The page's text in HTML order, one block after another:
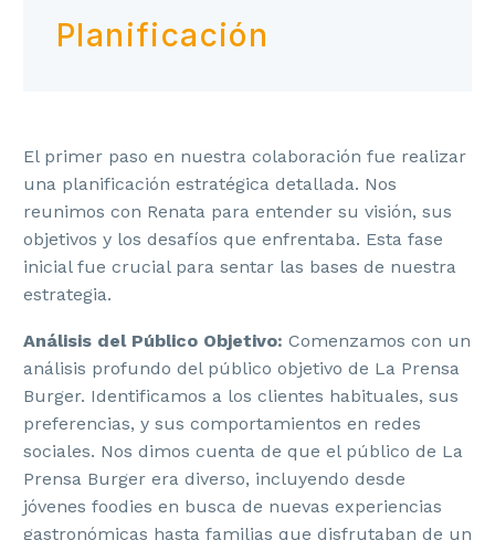
Planificación
El primer paso en nuestra colaboración fue realizar
una planificación estratégica detallada. Nos
reunimos con Renata para entender su visión, sus
objetivos y los desafíos que enfrentaba. Esta fase
inicial fue crucial para sentar las bases de nuestra
estrategia.
Análisis del Público Objetivo: Comenzamos con un
análisis profundo del público objetivo de La Prensa
Burger. Identificamos a los clientes habituales, sus
preferencias, y sus comportamientos en redes
sociales. Nos dimos cuenta de que el público de La
Prensa Burger era diverso, incluyendo desde
jóvenes foodies en busca de nuevas experiencias
gastronómicas hasta familias que disfrutaban de un